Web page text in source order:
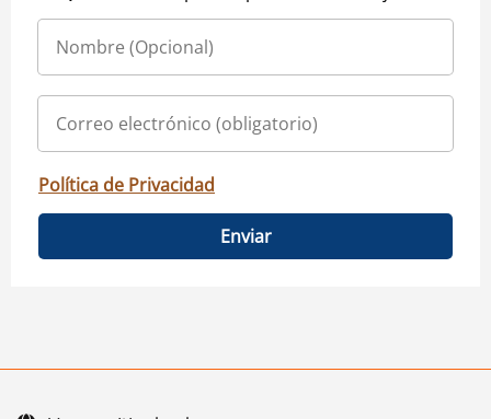
Política de Privacidad
Enviar